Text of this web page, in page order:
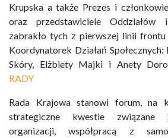
Krupska a także Prezes i
oraz przedstawiciele
zabrakło tych z pierwszej linii frontu
Koordynatorek Działań
Skóry, Elżbiety Majki i Anety
RADY
​Rada Krajowa stanowi forum, na
strategiczne kwestie związane
organizacji, współpracą z